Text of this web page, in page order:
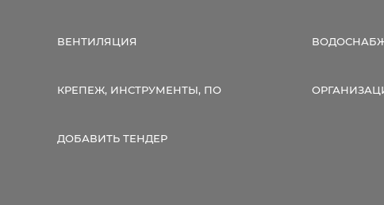
ВЕНТИЛЯЦИЯ
КРЕПЕЖ, ИНСТРУМЕНТЫ, ПО
ДОБАВИТЬ ТЕНДЕР